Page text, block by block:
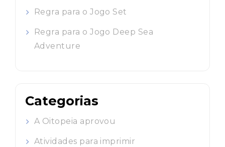
Regra para o Jogo Set
Regra para o Jogo Deep Sea
Adventure
Categorias
A Oitopeia aprovou
Atividades para imprimir